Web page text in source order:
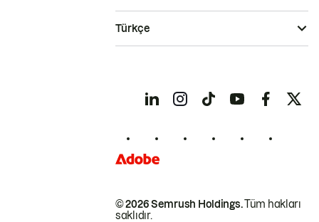
© 2026 Semrush Holdings.Tüm hakları
saklıdır.
Türkçe